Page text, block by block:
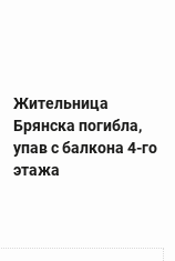
Жительница
Брянска погибла,
упав с балкона 4-го
этажа